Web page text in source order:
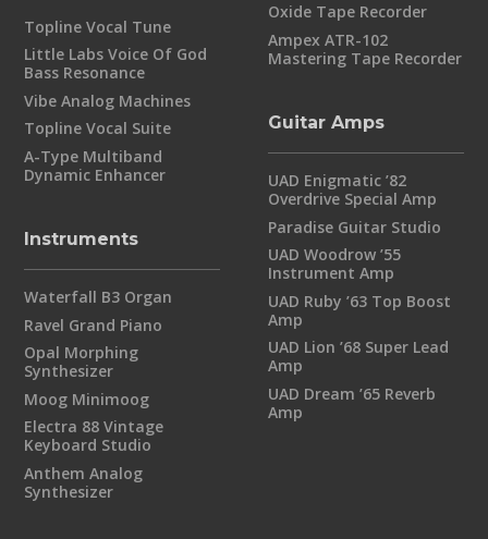
Oxide Tape Recorder
Ampex ATR-102
Mastering Tape Recorder
Topline Vocal Tune
Little Labs Voice Of God
Bass Resonance
Vibe Analog Machines
Topline Vocal Suite
A-Type Multiband
Dynamic Enhancer
Guitar Amps
UAD Enigmatic ’82
Overdrive Special Amp
Paradise Guitar Studio
UAD Woodrow ’55
Instrument Amp
UAD Ruby ’63 Top Boost
Amp
UAD Lion ’68 Super Lead
Amp
UAD Dream ’65 Reverb
Amp
Instruments
Waterfall B3 Organ
Ravel Grand Piano
Opal Morphing
Synthesizer
Moog Minimoog
Electra 88 Vintage
Keyboard Studio
Anthem Analog
Synthesizer